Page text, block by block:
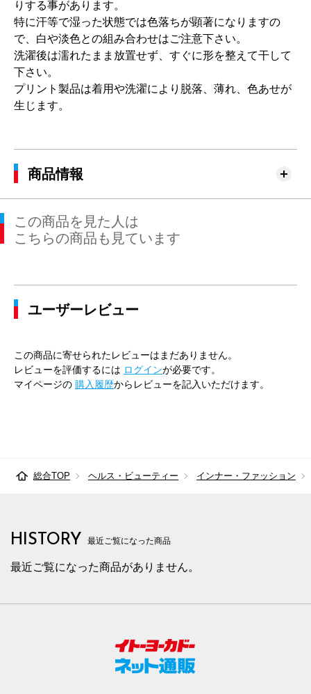
りする事があります。
特に汗等で湿った状態では色落ちが顕著になりますの
で、白や淡色との組み合わせはご注意下さい。
洗濯後は濡れたまま放置せず、すぐに形を整えて干して
下さい。
プリント製品は着用や洗濯により脱落、薄れ、色あせが
生じます。
商品情報
この商品を見た人は
こちらの商品も見ています
ユーザーレビュー
この商品に寄せられたレビューはまだありません。
レビューを評価するには ログインが必要です。
マイページの 購入履歴からレビューを記入いただけます。
総合TOP ヘルス・ビューティー インナー・ファッション
HISTORY 最近ご覧になった商品
最近ご覧になった商品がありません。